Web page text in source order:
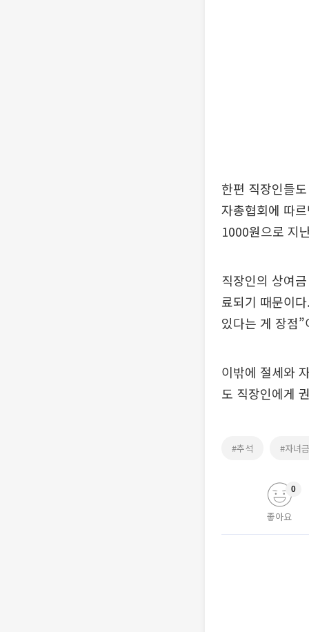
한편 직장인들
자총협회에 따
1000원으로 지
직장인의 상여
료되기 때문이
있다는 게 장점
이밖에 절세와
도 직장인에게
#추석 #자녀
좋아요
0